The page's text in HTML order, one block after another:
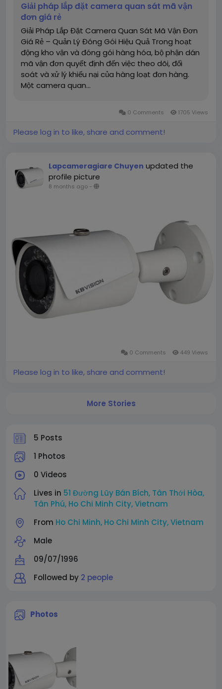
5 Posts
1 Photos
0 Videos
Lives in 51 Đường Lũy Bán Bích, Tân Thới Hòa,
Tân Phú, Ho Chi Minh City, Vietnam
From Ho Chi Minh, Ho Chi Minh City, Vietnam
Male
09/07/1996
Followed by 2 people
Photos
Giải pháp lắp đặt camera quan sát mã vận
đơn giá rẻ
Giải Pháp Lắp Đặt Camera Quan Sát Mã Vận Đơn
Giá Rẻ – Quản Lý Đóng Gói Hiệu Quả Trong hoạt
động kho vận và đóng gói hàng hóa, bộ phận dán
mã vận đơn quyết định đến việc theo dõi, đối
soát và xử lý khiếu nại của hàng loạt đơn hàng.
Một camera quan...
0 Comments 1705 Views
Please log in to like, share and comment!
Lapcameragiare Chuyen updated the
profile picture
8 months ago -
0 Comments 449 Views
Please log in to like, share and comment!
More Stories